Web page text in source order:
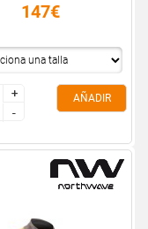
147€
+
-
+
-
AÑADIR